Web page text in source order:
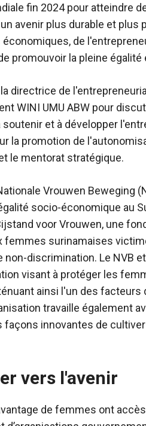
fin 2024 pour atteindre
avenir plus durable et plus
de
promouvoir la pleine
directrice de
WINI UMU ABW pour
et à développer
la promotion de
le mentorat stratégique.
Vrouwen Beweging
socio-économique au
voor Vrouwen, une
femmes surinamaises
non-discrimination. Le NVB
visant à protéger les
ainsi l'un des
travaille également
façons innovantes de
vers l'avenir
de femmes ont accès